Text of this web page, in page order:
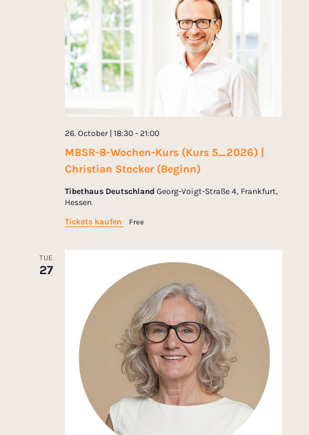
MBSR-8-Wochen-Kurs (Kurs 5_2026) |
Christian Stocker (Beginn)
26. October | 18:30- 21:00
Tibethaus Deutschland Georg-Voigt-Straße 4, Frankfurt,
Hessen
Tickets kaufen
Free
TUE
27